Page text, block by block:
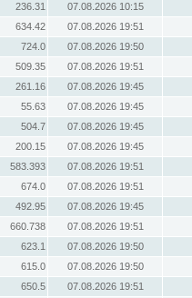
236.31
07.08.2026 10:15
634.42
07.08.2026 19:51
724.0
07.08.2026 19:50
509.35
07.08.2026 19:51
261.16
07.08.2026 19:45
55.63
07.08.2026 19:45
504.7
07.08.2026 19:45
200.15
07.08.2026 19:45
583.393
07.08.2026 19:51
674.0
07.08.2026 19:51
492.95
07.08.2026 19:45
660.738
07.08.2026 19:51
623.1
07.08.2026 19:50
615.0
07.08.2026 19:50
650.5
07.08.2026 19:51